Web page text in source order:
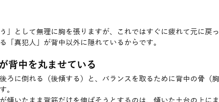
」として無理に胸を張りますが、これではすぐに疲れて元に戻
「真犯人」が背中以外に隠れているからです。
背中を丸ませている
ろに倒れる（後傾する）と、バランスを取るために背中の骨（
。